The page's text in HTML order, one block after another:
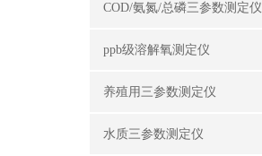
COD/氨氮/总磷三参数测定仪
ppb级溶解氧测定仪
养殖用三参数测定仪
水质三参数测定仪